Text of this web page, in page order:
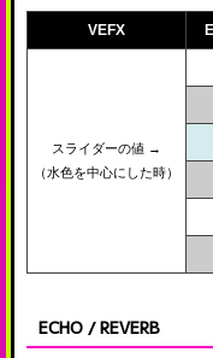
VEFX
スライダーの値 →
（水色を中心にした時）
ECHO / REVERB